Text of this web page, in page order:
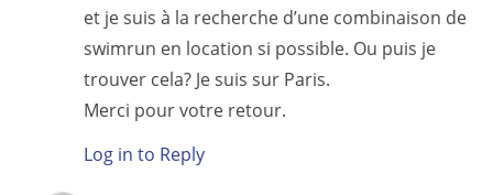
et je suis à la recherche d’une combinaison de
swimrun en location si possible. Ou puis je
trouver cela? Je suis sur Paris.
Merci pour votre retour.
Log in to Reply